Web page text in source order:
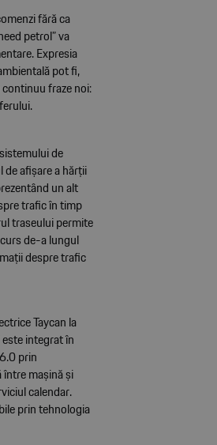
fără ca
petrol” va
Expresia
pot fi,
fraze noi:
de
afișare a hărții
un alt
trafic în timp
traseului permite
de-a lungul
despre trafic
Taycan la
integrat în
prin
mașină și
calendar.
prin tehnologia